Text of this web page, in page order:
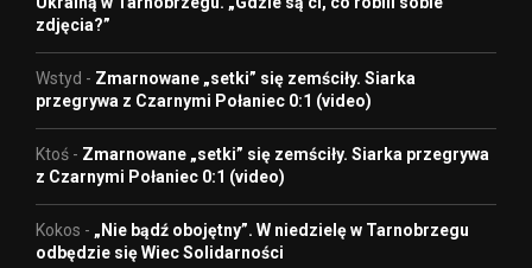
zdjęcia?”
Wstyd - Zmarnowane „setki” się zemściły. Siarka
przegrywa z Czarnymi Połaniec 0:1 (video)
Ktoś - Zmarnowane „setki” się zemściły. Siarka przegrywa
z Czarnymi Połaniec 0:1 (video)
Kokos - „Nie bądź obojętny”. W niedzielę w Tarnobrzegu
odbędzie się Wiec Solidarności